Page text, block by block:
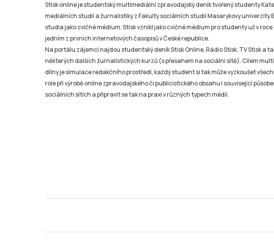
Stisk online je studentský multimediální zpravodajský deník tvořený studenty
mediálních studií a žurnalistiky z Fakulty sociálních studií Masarykovy univerzity
studia jako cvičné médium. Stisk vznikl jako cvičné médium pro studenty už v roce
jedním z prvních internetových časopisů v České republice.
Na portálu zájemci najdou studentský deník Stisk Online, Rádio Stisk, TV Stisk a
některých dalších žurnalistických kurzů (s přesahem na sociální sítě). Cílem
dílny je simulace redakčního prostředí, každý student si tak může vyzkoušet
role při výrobě online zpravodajského či publicistického obsahu i související
sociálních sítích a připravit se tak na praxi v různých typech médií.